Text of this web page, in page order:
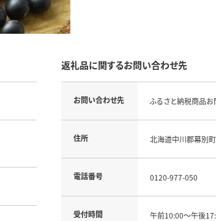
返礼品に関するお問い合わせ先
お問い合わせ先 ふるさと納税商品お
住所 北海道中川郡幕別
電話番号 0120-977-050
受付時間 午前10:00～午後